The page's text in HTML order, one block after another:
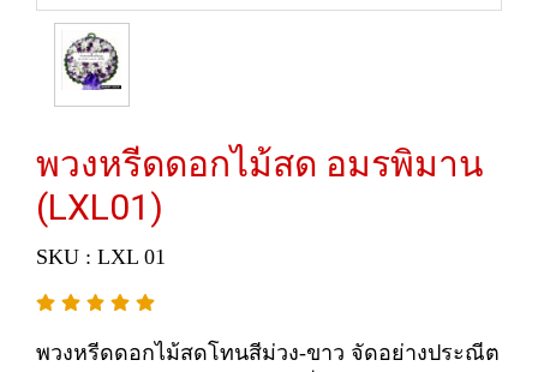
พวงหรีดดอกไม้สด อมรพิมาน
(LXL01)
SKU : LXL 01
พวงหรีดดอกไม้สดโทนสีม่วง-ขาว จัดอย่างประณีต